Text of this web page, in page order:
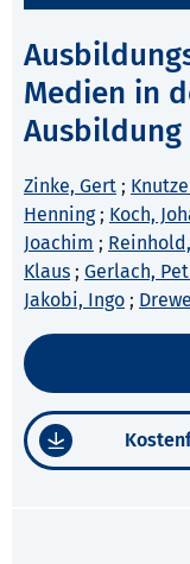
Medien in
Ausbildung
Zinke, Gert ;
Henning; Koch,
Joachim ;
Klaus ; Gerlach,
Jakobi, Ingo ;